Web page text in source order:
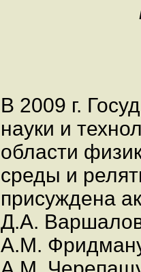
В 2009 г.
науки и
области
среды и
присуждена
Д.А.
А.М.